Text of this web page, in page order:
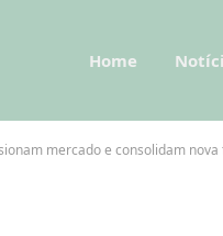
Home
mercado e consolidam